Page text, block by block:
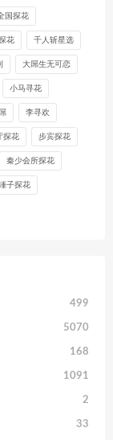
国探花
花 千人斩星选
大屌生无可恋
小马寻花
李寻欢
探花 步宾探花
秦少会所探花
子探花
499
5070
168
1091
2
33